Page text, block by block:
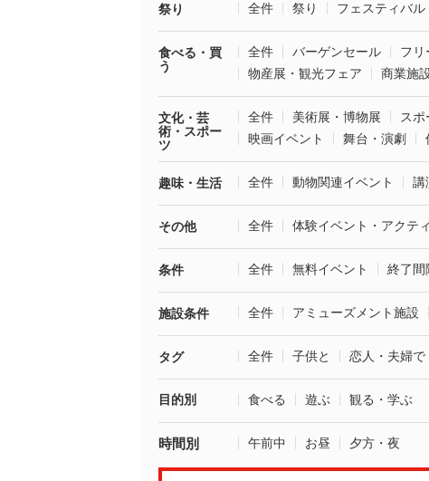
祭り 全件 祭り フェスティバル
食べる・買
う
全件 バーゲンセール フリ
物産展・観光フェア
商業施
文化・芸
術・スポー
ツ
全件 美術展・博物展 スポ
映画イベント
舞台・演劇
趣味・生活 全件 動物関連イベント 講
その他 全件 体験イベント・アクテ
条件 全件 無料イベント 終了間
施設条件 全件 アミューズメント施設
タグ 全件 子供と 恋人・夫婦で
目的別 食べる 遊ぶ 観る・学ぶ
時間別 午前中 お昼 夕方・夜